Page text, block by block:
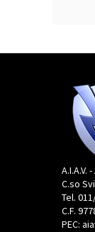
A.I.A.V.
C.so
Tel.
C.F.
PEC: